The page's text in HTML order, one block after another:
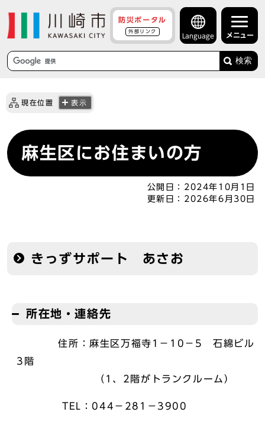
防災ポータル
外部リンク
Language メニュー
検索
現在位置 表示
麻生区にお住まいの方
公開日： 2024年10月1日
更新日： 2026年6月30日
きっずサポート あさお
所在地・連絡先
住所：麻生区万福寺1－10－5 石綿ビル
3階
（1、2階がトランクルーム）
TEL：044－281－3900